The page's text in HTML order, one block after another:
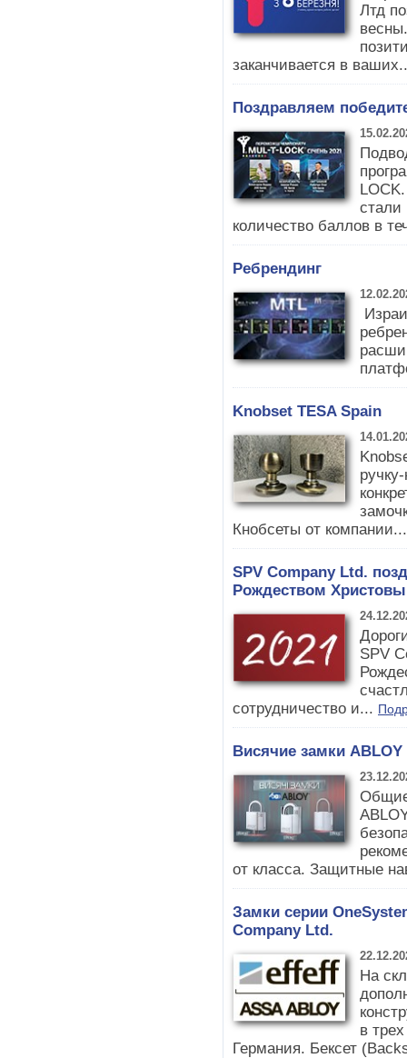
Лтд
заканчивается в
Поздравляем
количество баллов в
Ребрендинг
Knobset TESA Spain
Кнобсеты от
SPV Company Ltd.
Рождеством
SPV
сотрудничество и...
Висячие замки ABLOY
Общие
от класса. Защитные
Замки серии
Company Ltd.
На
в
Германия. Бексет